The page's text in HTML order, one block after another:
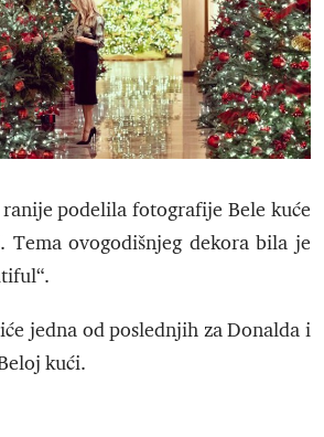
podelila fotografije Bele kuće
Tema ovogodišnjeg dekora bila je
jedna od poslednjih za Donalda i
kući.